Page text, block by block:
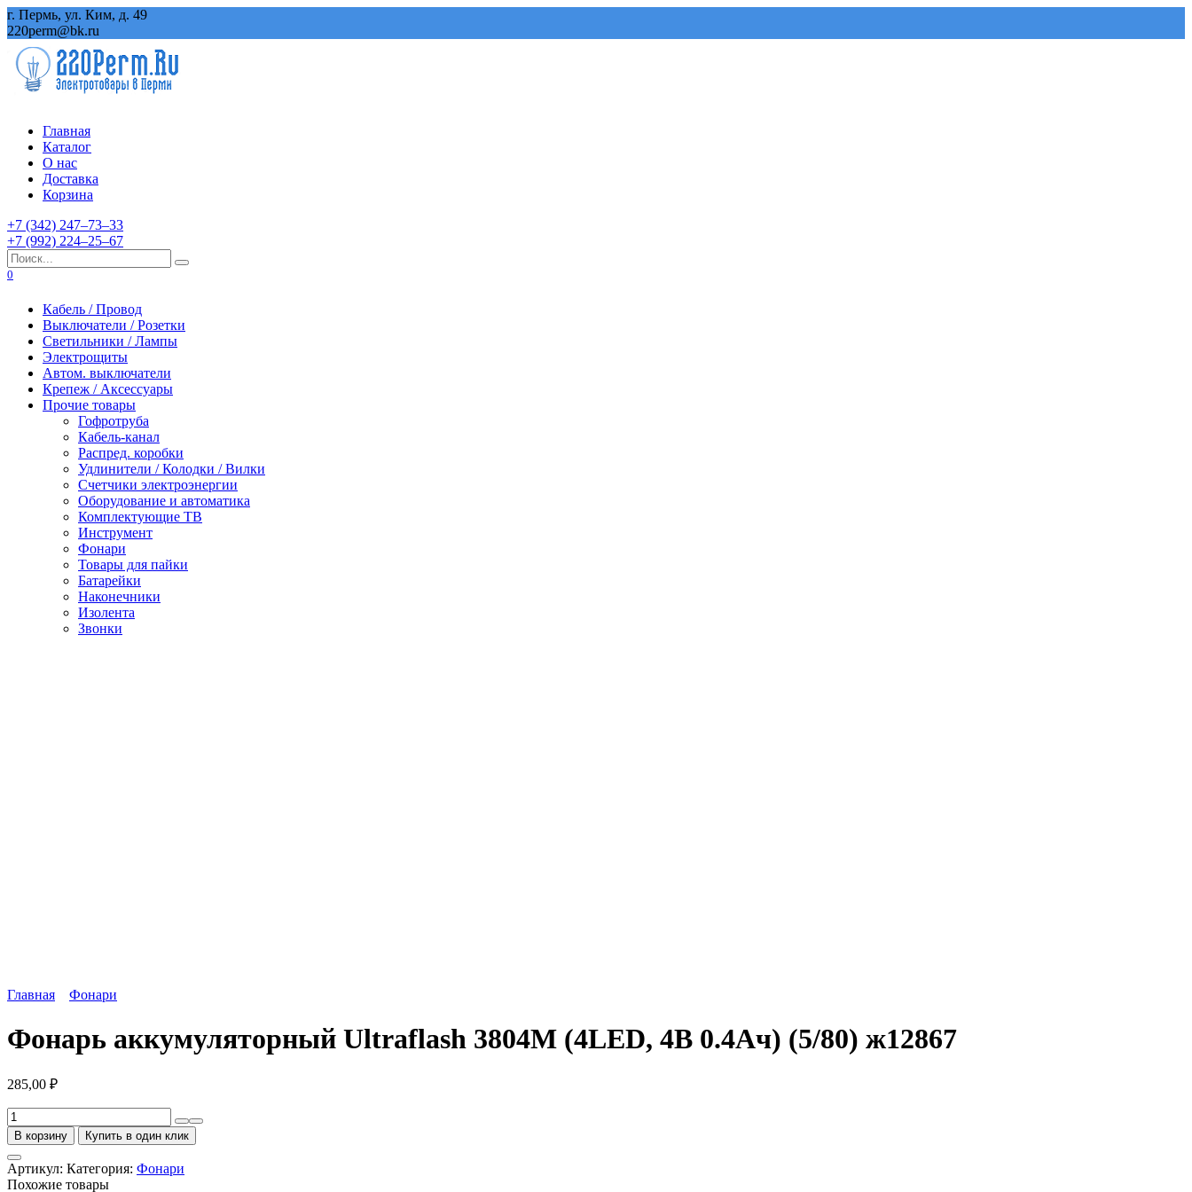
Перейти
к
содержанию
г. Пермь, ул. Ким, д. 49
220perm@bk.ru
Главная
Каталог
О нас
Доставка
Корзина
+7 (342) 247‒73‒33
+7 (992) 224‒25‒67
Search
for:
0
Кабель / Провод
Выключатели / Розетки
Светильники / Лампы
Электрощиты
Автом. выключатели
Крепеж / Аксессуары
Прочие товары
Гофротруба
Кабель-канал
Распред. коробки
Удлинители / Колодки / Вилки
Счетчики электроэнергии
Оборудование и автоматика
Комплектующие ТВ
Инструмент
Фонари
Товары для пайки
Батарейки
Наконечники
Изолента
Звонки
Главная Фонари
Фонарь аккумуляторный Ultraflash 3804М (4LED, 4В 0.4Ач) (5/80) ж12867
285,00 ₽
Количество
товара
Фонарь
аккумуляторный
Ultraflash
В корзину Купить в один клик
Артикул: Категория: Фонари
Похожие товары